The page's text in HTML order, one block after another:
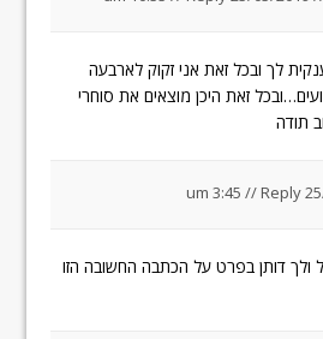
לך ובכל זאת אני זקוק לארבעה
זאת היכן מוצאים את סוחרי
תודה
25/
//Reply
ולך דותן בפרט על הכתבה החשובה הזו